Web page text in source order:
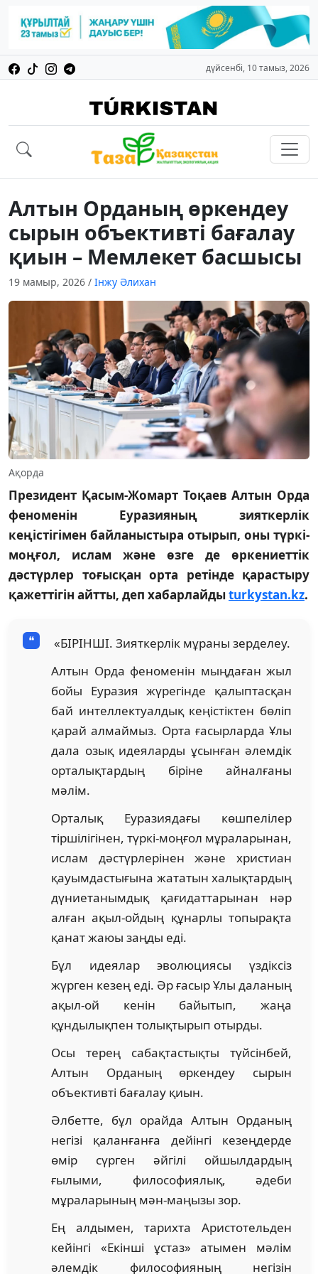
дүйсенбі, 10 тамыз, 2026
Алтын Орданың өркендеу
сырын объективті бағалау
қиын – Мемлекет басшысы
19 мамыр, 2026 / Інжу Әлихан
Ақорда
Президент Қасым-Жомарт Тоқаев Алтын Орда
феноменін Еуразияның зияткерлік
кеңістігімен байланыстыра отырып, оны түркі-
моңғол, ислам және өзге де өркениеттік
дәстүрлер тоғысқан орта ретінде қарастыру
қажеттігін айтты, деп хабарлайдыturkystan.kz.
«БІРІНШІ. Зияткерлік мұраны зерделеу.
Алтын Орда феноменін мыңдаған жыл
бойы Еуразия жүрегінде қалыптасқан
бай интеллектуалдық кеңістіктен бөліп
қарай алмаймыз. Орта ғасырларда Ұлы
дала озық идеяларды ұсынған әлемдік
орталықтардың біріне айналғаны
мәлім.
Орталық Еуразиядағы көшпелілер
тіршілігінен, түркі-моңғол мұраларынан,
ислам дәстүрлерінен және христиан
қауымдастығына жататын халықтардың
дүниетанымдық қағидаттарынан нәр
алған ақыл-ойдың құнарлы топырақта
қанат жаюы заңды еді.
Бұл идеялар эволюциясы үздіксіз
жүрген кезең еді. Әр ғасыр Ұлы даланың
ақыл-ой кенін байытып, жаңа
құндылықпен толықтырып отырды.
Осы терең сабақтастықты түйсінбей,
Алтын Орданың өркендеу сырын
объективті бағалау қиын.
Әлбетте, бұл орайда Алтын Орданың
негізі қаланғанға дейінгі кезеңдерде
өмір сүрген әйгілі ойшылдардың
ғылыми, философиялық, әдеби
мұраларының мән-маңызы зор.
Ең алдымен, тарихта Аристотельден
кейінгі «Екінші ұстаз» атымен мәлім
әлемдік философияның негізін